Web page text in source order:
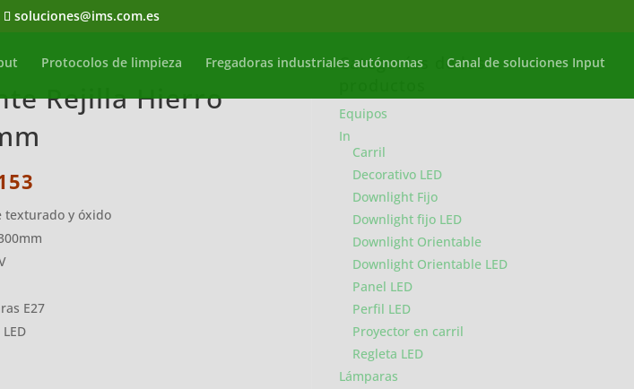
soluciones@ims.com.es
Protocolos de limpieza Fregadoras industriales autónomas Canal de soluciones Input
Rejilla Hierro
texturado y óxido
E27
Categorías de los
Equipos
In
Carril
Decorativo LED
Downlight Fijo
Downlight fijo LED
Downlight Orientable
Downlight Orientable LED
Panel LED
Perfil LED
Proyector en carril
Regleta LED
Lámparas